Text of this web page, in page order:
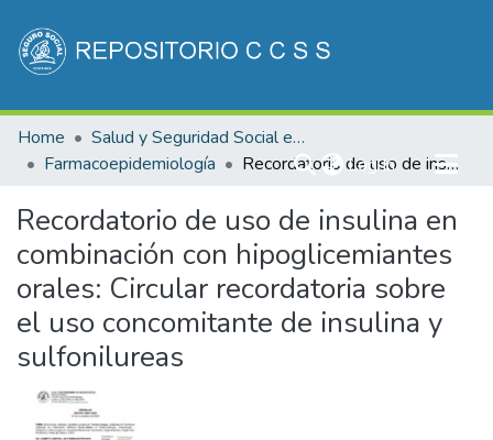
Log In(current)
Communities & Collections
All of DSpace
Home
Salud y Seguridad Social en Costa Rica
Farmacoepidemiología
Recordatorio de uso de insulina en combinación con hipoglicemiantes orales: Circular recordatoria sobre el uso concomitante de insulina y sulfonilureas
Recordatorio de uso de insulina en
combinación con hipoglicemiantes
orales: Circular recordatoria sobre
el uso concomitante de insulina y
sulfonilureas